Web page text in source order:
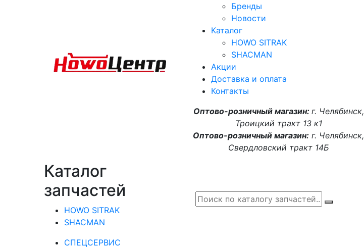
Бренды
Новости
Каталог
HOWO SITRAK
SHACMAN
Акции
Доставка и оплата
Контакты
Оптово-розничный магазин: г. Челябинск,
Троицкий тракт 13 к1
Оптово-розничный магазин: г. Челябинск,
Свердловский тракт 14Б
Каталог
запчастей
HOWO SITRAK
SHACMAN
СПЕЦСЕРВИС